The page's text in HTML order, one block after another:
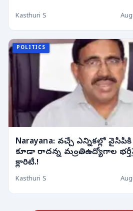
Kasthuri S
POLITICS
Narayana: వచ్చే ఎన్నికల్లో
కూడా రాదన్న మంత్రి.. ఉద్యోగాల
క్లారిటీ.!
Kasthuri S